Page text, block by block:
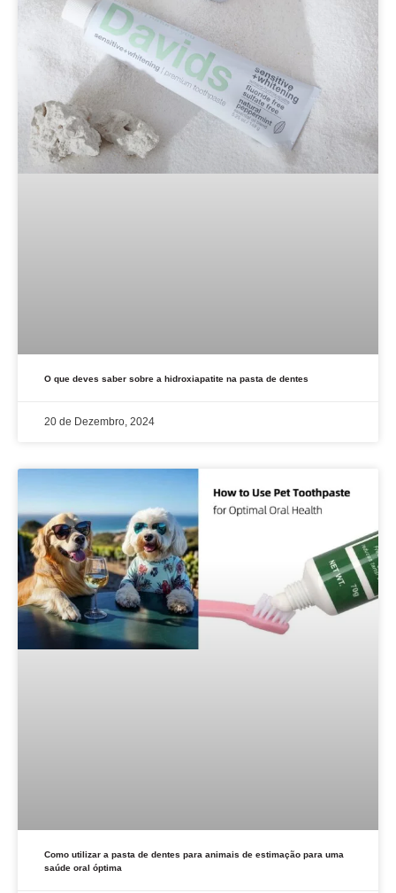
O que deves saber sobre a hidroxiapatite na pasta de dentes
20 de Dezembro, 2024
Como utilizar a pasta de dentes para animais de estimação para uma
saúde oral óptima